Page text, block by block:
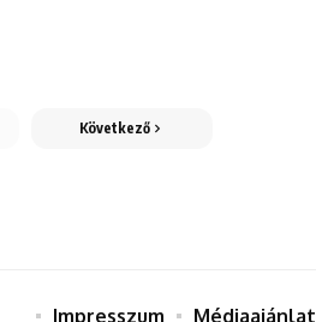
Következő
Impresszum Médiaajánlat